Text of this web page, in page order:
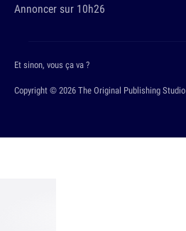
Annoncer sur 10h26
Copyright © 2026 The Original Publishing Studio
Et sinon, vous ça va ?